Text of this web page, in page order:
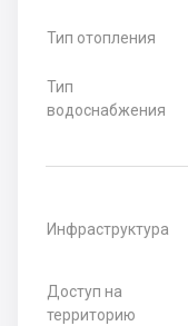
Тип отопления
Тип
водоснабжения
Инфраструктура
Доступ на
территорию